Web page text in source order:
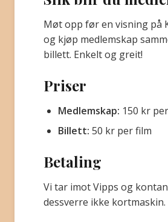
BLI MEDLEM
Møt opp før en visning på
og kjøp medlemskap
billett. Enkelt og greit!
Priser
Medlemskap: 150 kr
Billett: 50 kr per film
Betaling
Vi tar imot Vipps og
dessverre ikke kortmaskin.